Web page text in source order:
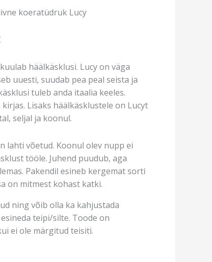
koeratüdruk Lucy
häälkäsklusi. Lucy on väga
uuesti, suudab pea peal seista ja
tuleb anda itaalia keeles.
Lisaks häälkäsklustele on Lucyt
seljal ja koonul.
lahti võetud. Koonul olev nupp ei
tööle. Juhend puudub, aga
Pakendil esineb kergemat sorti
on mitmest kohast katki.
ning võib olla ka kahjustada
teipi/silte. Toode on
ei ole märgitud teisiti.